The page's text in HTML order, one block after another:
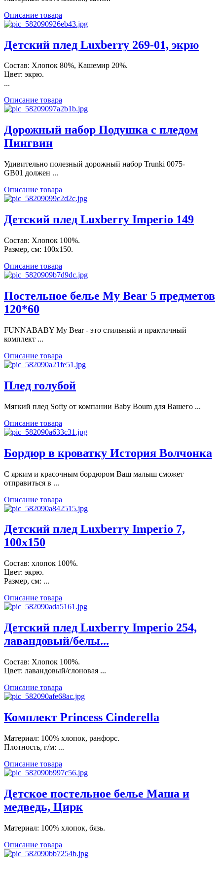
Описание товара
Детский плед Luxberry 269-01, экрю
Состав: Хлопок 80%, Кашемир 20%.
Цвет: экрю.
...
Описание товара
Дорожный набор Подушка с пледом
Пингвин
Удивительно полезный дорожный набор Trunki 0075-
GB01 должен ...
Описание товара
Детский плед Luxberry Imperio 149
Состав: Хлопок 100%.
Размер, см: 100х150.
Описание товара
Постельное белье My Bear 5 предметов
120*60
FUNNABABY My Bear - это стильный и практичный
комплект ...
Описание товара
Плед голубой
Мягкий плед Softy от компании Baby Boum для Вашего ...
Описание товара
Бордюр в кроватку История Волчонка
С ярким и красочным бордюром Ваш малыш сможет
отправиться в ...
Описание товара
Детский плед Luxberry Imperio 7,
100х150
Состав: хлопок 100%.
Цвет: экрю.
Размер, см: ...
Описание товара
Детский плед Luxberry Imperio 254,
лавандовый/белы...
Состав: Хлопок 100%.
Цвет: лавандовый/слоновая ...
Описание товара
Комплект Princess Cinderella
Материал: 100% хлопок, ранфорс.
Плотность, г/м: ...
Описание товара
Детское постельное белье Маша и
медведь, Цирк
Материал: 100% хлопок, бязь.
Описание товара